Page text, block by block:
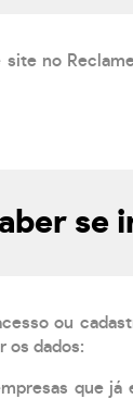
no
se
ou
os dados:
que